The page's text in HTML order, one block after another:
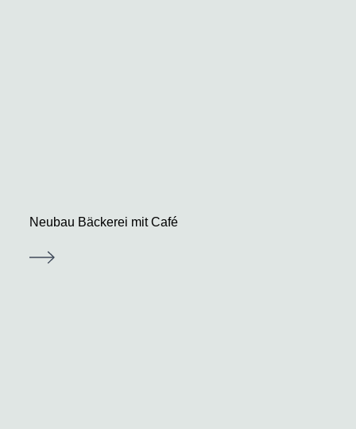
Neubau Bäckerei mit Café